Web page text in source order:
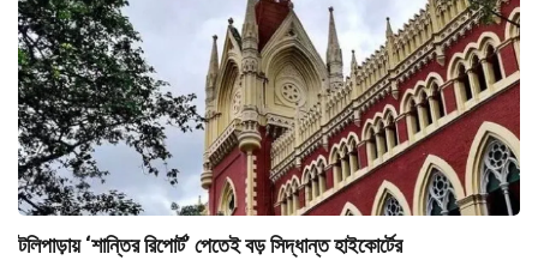
টলিপাড়ায় ‘শান্তির রিপোর্ট’ পেতেই বড় সিদ্ধান্ত হাইকোর্টের